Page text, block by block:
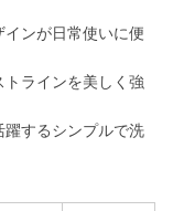
ンが日常使いに便
ラインを美しく強
するシンプルで洗